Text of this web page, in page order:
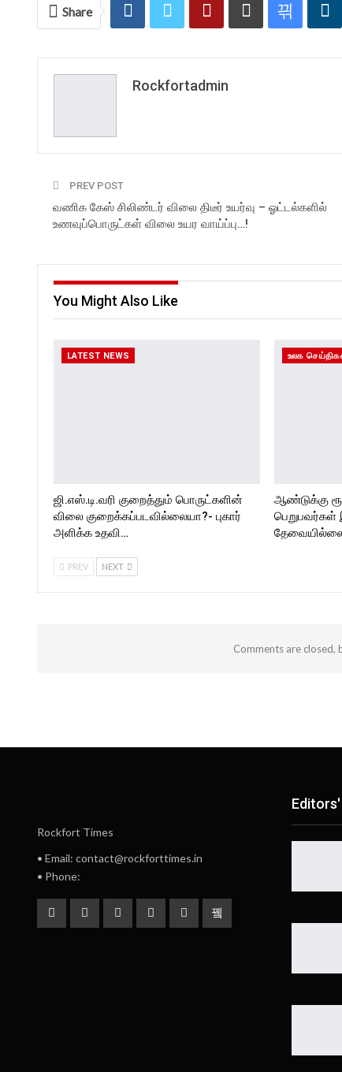
Share
Rockfortadmin
PREV POST
வணிக கேஸ் சிலிண்டர் விலை திடீர் உயர்வு – ஓட்டல்களில்
உணவுப்பொருட்கள் விலை உயர வாய்ப்பு…!
You Might Also Like
LATEST NEWS
ஜி.எஸ்.டி.வரி குறைத்தும் பொருட்களின்
விலை குறைக்கப்படவில்லையா?- புகார்
அளிக்க உதவி…
உலக
ஆண்டுக்கு
பெறுபவர்கள்
PREV NEXT
Comments are closed,
Rockfort Times
• Email: contact@rockforttimes.in
• Phone: